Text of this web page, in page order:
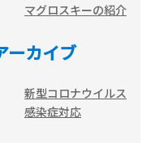
マグロスキーの紹介
ーカイブ
新型コロナウイルス
感染症対応